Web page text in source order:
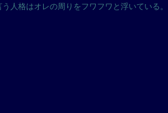
人格はオレの周りをフワフワと浮いている。